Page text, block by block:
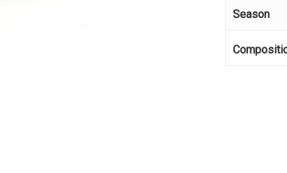
Season